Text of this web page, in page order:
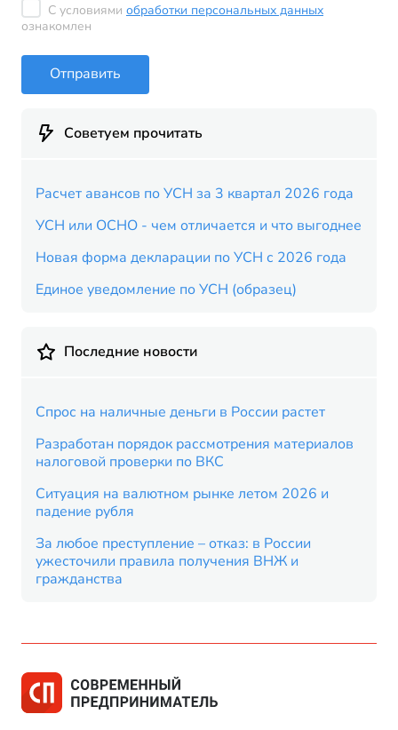
С условиями обработки персональных данных
ознакомлен
Отправить
Советуем прочитать
Расчет авансов по УСН за 3 квартал 2026 года
УСН или ОСНО - чем отличается и что выгоднее
Новая форма декларации по УСН с 2026 года
Единое уведомление по УСН (образец)
Последние новости
Спрос на наличные деньги в России растет
Разработан порядок рассмотрения материалов
налоговой проверки по ВКС
Ситуация на валютном рынке летом 2026 и
падение рубля
За любое преступление – отказ: в России
ужесточили правила получения ВНЖ и
гражданства